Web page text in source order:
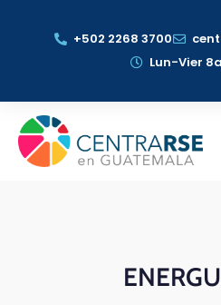
+502 2268 3700
Lun-Vier